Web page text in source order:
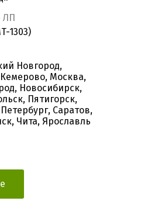
ЛП
1303)
Новгород,
Москва,
Новосибирск,
Пятигорск,
Саратов,
Чита, Ярославль